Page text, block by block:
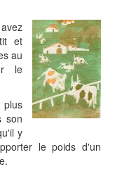
et
au
le
son
y
le poids d'un